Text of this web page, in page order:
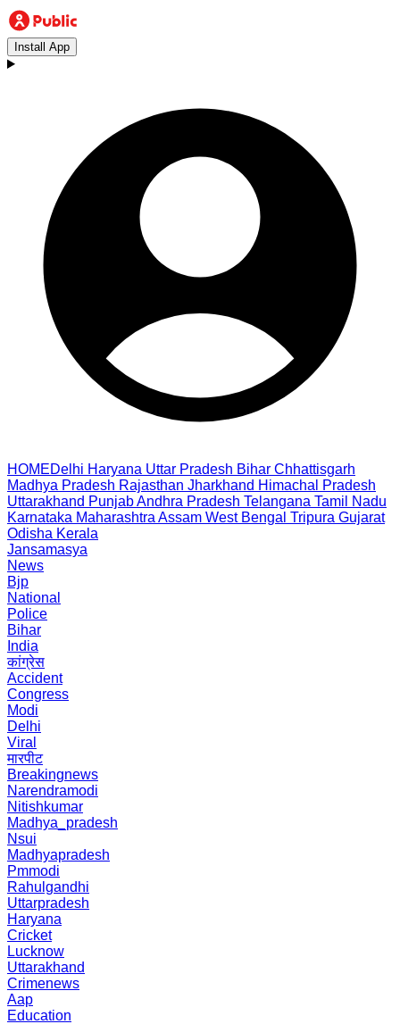
Install App
HOMEDelhi Haryana Uttar Pradesh Bihar Chhattisgarh
Madhya Pradesh Rajasthan Jharkhand Himachal Pradesh
Uttarakhand PunjabAndhra Pradesh Telangana Tamil Nadu
Karnataka Maharashtra Assam West Bengal Tripura Gujarat
Odisha Kerala
Jansamasya
News
Bjp
National
Police
Bihar
India
कांग्रेस
Accident
Congress
Modi
Delhi
Viral
मारपीट
Breakingnews
Narendramodi
Nitishkumar
Madhya_pradesh
Nsui
Madhyapradesh
Pmmodi
Rahulgandhi
Uttarpradesh
Haryana
Cricket
Lucknow
Uttarakhand
Crimenews
Aap
Education